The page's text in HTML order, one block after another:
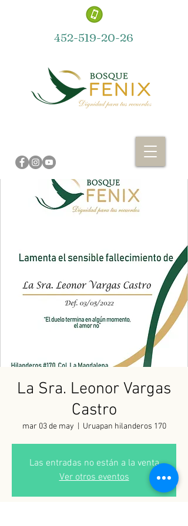
452-519-20-26
La Sra. Leonor Vargas
Castro
mar 03 de may Uruapan hilanderos 170
Las entradas no están a la venta
Ver otros eventos